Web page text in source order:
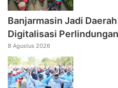
Banjarmasin Jadi
Digitalisasi
8 Agustus 2026